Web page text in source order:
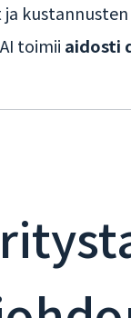
toimii aidosti